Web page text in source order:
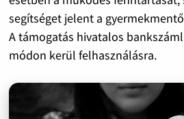
segítséget jelent a
A támogatás hivatalos
módon kerül felhasználásra.